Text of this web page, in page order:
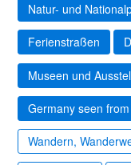
Natur- und
Ferienstraßen
Museen und
Germany seen
Wandern,